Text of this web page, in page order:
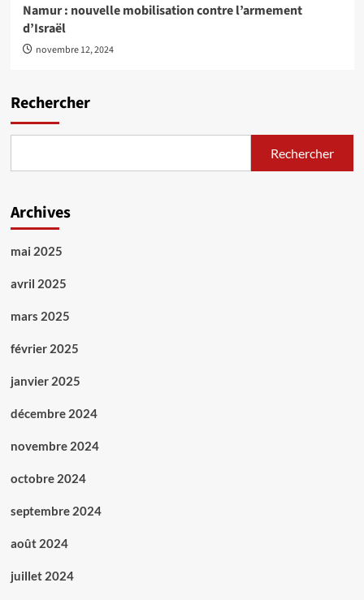
Namur : nouvelle mobilisation contre l’armement
d’Israël
novembre 12, 2024
Rechercher
Rechercher
Archives
mai 2025
avril 2025
mars 2025
février 2025
janvier 2025
décembre 2024
novembre 2024
octobre 2024
septembre 2024
août 2024
juillet 2024